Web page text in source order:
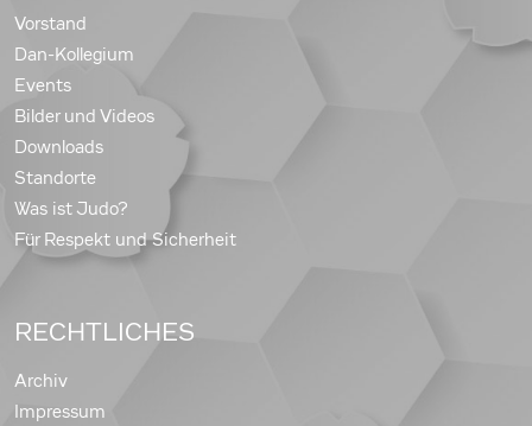
Vorstand
Dan-Kollegium
Events
Bilder und Videos
Downloads
Standorte
Was ist Judo?
Für Respekt und Sicherheit
RECHTLICHES
Archiv
Impressum